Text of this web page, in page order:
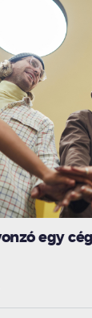
egy